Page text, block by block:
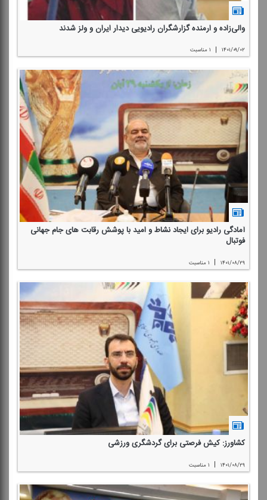
والی‌زاده و ارمنده گزارشگران رادیویی دیدار ایران و ولز شدند
۱۴۰۱/۰۹/۰۲ | ۱ مناسبت
آمادگی رادیو برای ایجاد نشاط و امید با پوشش رقابت های جام جهانی
فوتبال
۱۴۰۱/۰۸/۲۹ | ۱ مناسبت
كشاورز: كیش فرصتی برای گردشگری ورزشی
۱۴۰۱/۰۸/۲۹ | ۱ مناسبت